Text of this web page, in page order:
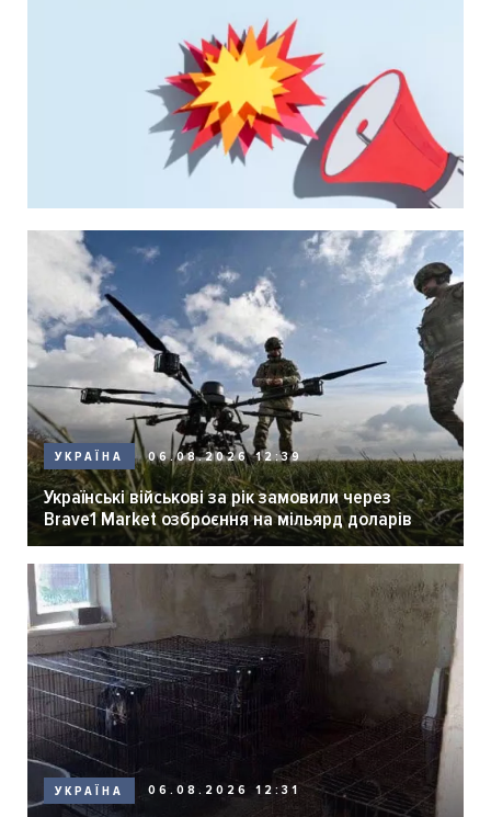
УКРАЇНА 06.08.2026 12:39
Українські військові за рік замовили через
Brave1 Market озброєння на мільярд доларів
УКРАЇНА 06.08.2026 12:31